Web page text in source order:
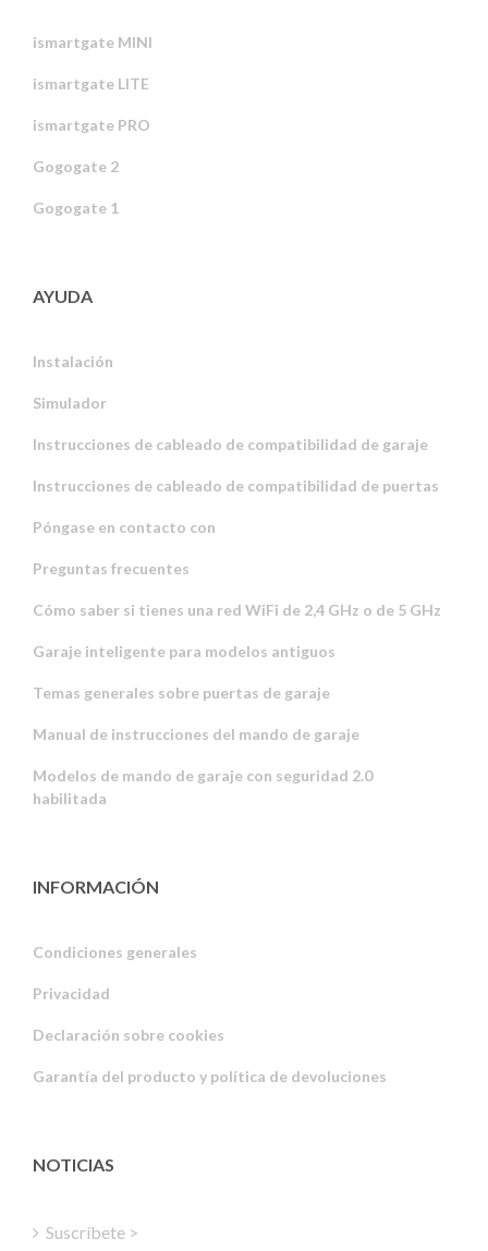
ismartgate MINI
ismartgate LITE
ismartgate PRO
Gogogate 2
Gogogate 1
AYUDA
Instalación
Simulador
Instrucciones de cableado de compatibilidad de garaje
Instrucciones de cableado de compatibilidad de puertas
Póngase en contacto con
Preguntas frecuentes
Cómo saber si tienes una red WiFi de 2,4 GHz o de 5 GHz
Garaje inteligente para modelos antiguos
Temas generales sobre puertas de garaje
Manual de instrucciones del mando de garaje
Modelos de mando de garaje con seguridad 2.0
habilitada
INFORMACIÓN
Condiciones generales
Privacidad
Declaración sobre cookies
Garantía del producto y política de devoluciones
NOTICIAS
Suscríbete >
Estonian